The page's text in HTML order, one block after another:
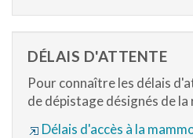
DÉLAIS D'ATTENTE
Pour connaître les délais
de dépistage désignés de la
Délais d'accès à la